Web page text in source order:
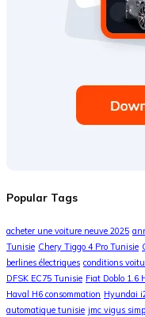
Popular Tags
acheter une voiture neuve 2025
Tunisie Chery Tiggo 4 Pro Tunisie
berlines électriques conditions
DFSK EC75 Tunisie Fiat Doblo 1.6
Haval H6 consommation Hyundai
automatique tunisie jmc vigus